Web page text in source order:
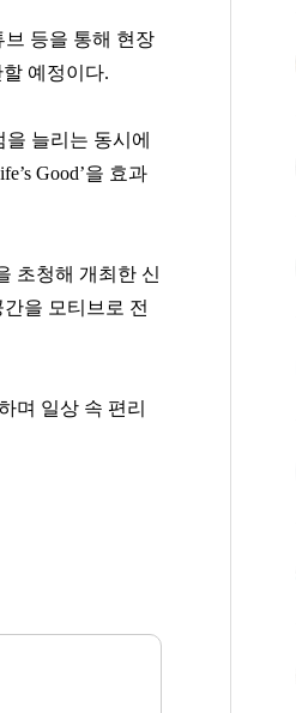
봉중근
[관련 기사]
팬클럽 참여
등을 통해 현장
예정이다.
늘리는 동시에
Good’을 효과
초청해 개최한 신
을 모티브로 전
며 일상 속 편리